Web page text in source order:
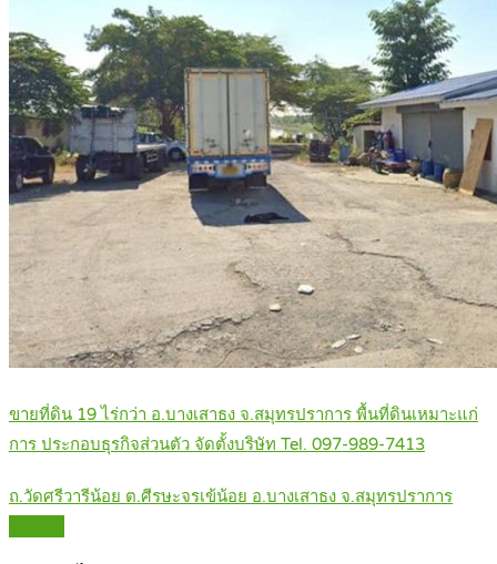
ขายที่ดิน 19 ไร่กว่า อ.บางเสาธง จ.สมุทรปราการ พื้นที่ดินเหมาะแก่
การ ประกอบธุรกิจส่วนตัว จัดตั้งบริษัท Tel. 097-989-7413
ถ.วัดศรีวารีน้อย ต.ศีรษะจรเข้น้อย อ.บางเสาธง จ.สมุทรปราการ